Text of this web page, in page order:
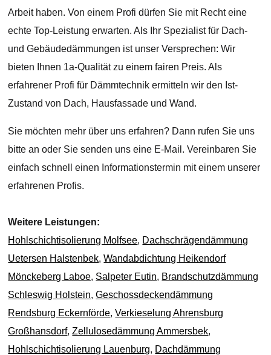
Arbeit haben. Von einem Profi dürfen Sie mit Recht eine
echte Top-Leistung erwarten. Als Ihr Spezialist für Dach-
und Gebäudedämmungen ist unser Versprechen: Wir
bieten Ihnen 1a-Qualität zu einem fairen Preis. Als
erfahrener Profi für Dämmtechnik ermitteln wir den Ist-
Zustand von Dach, Hausfassade und Wand.
Sie möchten mehr über uns erfahren? Dann rufen Sie uns
bitte an oder Sie senden uns eine E-Mail. Vereinbaren Sie
einfach schnell einen Informationstermin mit einem unserer
erfahrenen Profis.
Weitere Leistungen:
Hohlschichtisolierung Molfsee, Dachschrägendämmung
Uetersen Halstenbek,Wandabdichtung Heikendorf
Mönckeberg Laboe, Salpeter Eutin, Brandschutzdämmung
Schleswig Holstein,Geschossdeckendämmung
Rendsburg Eckernförde,Verkieselung Ahrensburg
Großhansdorf,Zellulosedämmung Ammersbek,
Hohlschichtisolierung Lauenburg, Dachdämmung